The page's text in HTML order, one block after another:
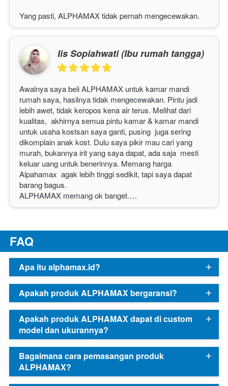
Yang pasti, ALPHAMAX tidak pernah mengecewakan.
Iis Sopiahwati (Ibu rumah tangga)
Awalnya saya beli ALPHAMAX untuk kamar mandi
rumah saya, hasilnya tidak mengecewakan. Pintu jadi
lebih awet, tidak keropos kena air terus. Melihat dari
kualitas,  akhirnya semua pintu kamar & kamar mandi
untuk usaha kostsan saya ganti, pusing  juga sering
dikomplain anak kost. Dulu saya pikir mau cari yang
murah, bukannya irit yang saya dapat, ada saja  mesti
keluar uang untuk benerinnya. Memang harga
Alpahamax  agak lebih tinggi sedikit, tapi saya dapat
barang bagus.
ALPHAMAX memang ok banget….
FAQ
Apa itu alphamax.id?
Apakah produk ALPHAMAX bergaransi?
Apakah produk ALPHAMAX dapat di custom
model dan ukurannya?
Bagaimana cara pemasangan produk
ALPHAMAX?